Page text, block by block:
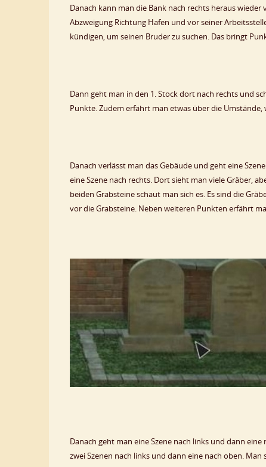
Danach kann man die Bank nach rechts heraus
Abzweigung Richtung Hafen und vor seiner
kündigen, um seinen Bruder zu suchen. Das bringt
Dann geht man in den 1. Stock dort nach rechts und
Punkte. Zudem erfährt man etwas über die
Danach verlässt man das Gebäude und geht eine
eine Szene nach rechts. Dort sieht man viele Gräber,
beiden Grabsteine schaut man sich es. Es sind die
vor die Grabsteine. Neben weiteren Punkten erfährt
Danach geht man eine Szene nach links und dann
zwei Szenen nach links und dann eine nach oben.